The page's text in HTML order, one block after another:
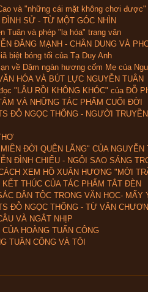
và "những cái mặt không chơi được"
ĐÌNH SỬ - TỪ MỘT GÓC NHÌN
Tuân và phép "lạ hóa" trang văn
ĐĂNG MẠNH - CHÂN DUNG VÀ
biệt bóng tối của Tạ Duy Anh
về Dặm ngàn hương cốm Mẹ của
HÓA VÀ BÚT LỰC NGUYỄN TUÂN
"LÂU RỒI KHÔNG KHÓC" của ĐỖ
VÀ NHỮNG TÁC PHẨM CUỐI ĐỜI
ĐỖ NGỌC THỐNG - NGƯỜI
ĐỜI QUÊN LÃNG" CỦA NGUYỄN
ĐÌNH CHIỂU - NGÔI SAO SÁNG
XEM HỒ XUÂN HƯƠNG "MỜI
KẾT THÚC CỦA TÁC PHẨM TẮT ĐÈN
DÂN TỘC TRONG VĂN HỌC- MẤY
ĐỖ NGỌC THỐNG - TỪ VĂN
VÀ NGẮT NHỊP
CỦA HOÀNG TUẤN CÔNG
TUẦN CÔNG VÀ TÔI